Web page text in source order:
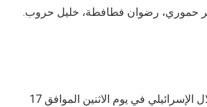
حموري، رضوان فطافطة، خليل حروب.
هدمت سلطات الاحتلال الإسرائيلي في يوم الاثنين الموافق 17